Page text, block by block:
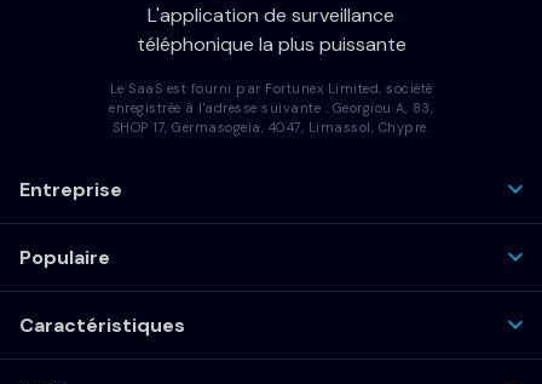
L'application de surveillance
téléphonique la plus puissante
Le SaaS est fourni par Fortunex Limited, société
enregistrée à l'adresse suivante : Georgiou A, 83,
SHOP 17, Germasogeia, 4047, Limassol, Chypre.
Entreprise
Populaire
Caractéristiques